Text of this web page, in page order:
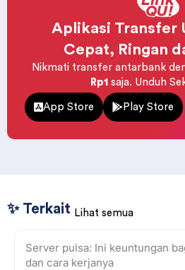
Aplikasi Transfer
Cepat, Ringan
Nikmati transfer antarbank
Rp1saja. Unduh
App Store Play Store
✨ Terkait Lihat semua
Server pulsa: Ini keuntungan
dan cara kerjanya